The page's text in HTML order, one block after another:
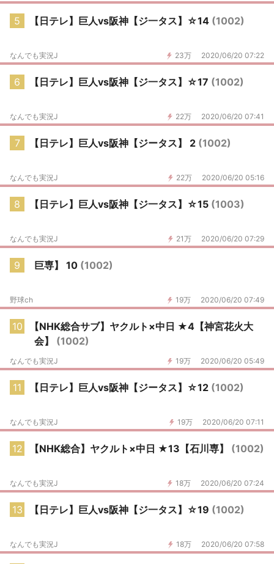
5 【日テレ】巨人vs阪神【ジ一タス】☆14 (1002)
23万 2020/06/20 07:22
なんでも実況J
6 【日テレ】巨人vs阪神【ジ一タス】☆17 (1002)
22万 2020/06/20 07:41
なんでも実況J
7 【日テレ】巨人vs阪神【ジータス】 2 (1002)
22万 2020/06/20 05:16
なんでも実況J
8 【日テレ】巨人vs阪神【ジ一タス】☆15 (1003)
21万 2020/06/20 07:29
なんでも実況J
9 巨専】 10 (1002)
19万 2020/06/20 07:49
野球ch
10
【NHK総合サブ】ヤクルト×中日 ★4【神宮花火大
会】 (1002)
19万 2020/06/20 05:49
なんでも実況J
11 【日テレ】巨人vs阪神【ジータス】☆12 (1002)
19万 2020/06/20 07:11
なんでも実況J
12 【NHK総合】ヤクルト×中日 ★13【石川専】 (1002)
18万 2020/06/20 07:24
なんでも実況J
13 【日テレ】巨人vs阪神【ジ一タス】☆19 (1002)
18万 2020/06/20 07:58
なんでも実況J